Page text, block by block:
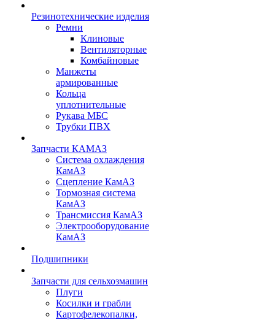
Резинотехнические изделия
Ремни
Клиновые
Вентиляторные
Комбайновые
Манжеты
армированные
Кольца
уплотнительные
Рукава МБС
Трубки ПВХ
Запчасти КАМАЗ
Система охлаждения
КамАЗ
Сцепление КамАЗ
Тормозная система
КамАЗ
Трансмиссия КамАЗ
Электрооборудование
КамАЗ
Подшипники
Запчасти для сельхозмашин
Плуги
Косилки и грабли
Картофелекопалки,